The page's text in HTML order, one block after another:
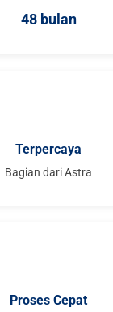
48 bulan
Terpercaya
Bagian dari Astra
Proses Cepat